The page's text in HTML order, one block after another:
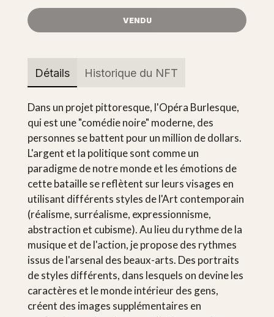
VENDU
Détails Historique du NFT
Dans un projet pittoresque, l'Opéra Burlesque,
qui est une "comédie noire" moderne, des
personnes se battent pour un million de dollars.
L'argent et la politique sont comme un
paradigme de notre monde et les émotions de
cette bataille se reflètent sur leurs visages en
utilisant différents styles de l'Art contemporain
(réalisme, surréalisme, expressionnisme,
abstraction et cubisme). Au lieu du rythme de la
musique et de l'action, je propose des rythmes
issus de l'arsenal des beaux-arts. Des portraits
de styles différents, dans lesquels on devine les
caractères et le monde intérieur des gens,
créent des images supplémentaires en